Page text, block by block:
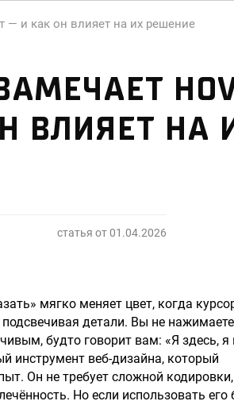
— и как он влияет на их решение
ВЛИЯЕТ НА
статья от01.04.2026
мягко меняет цвет, когда
детали. Вы не
будто говорит вам: «Я здесь, я
инструмент веб-дизайна, который
Он не требует сложной
Но если использовать его